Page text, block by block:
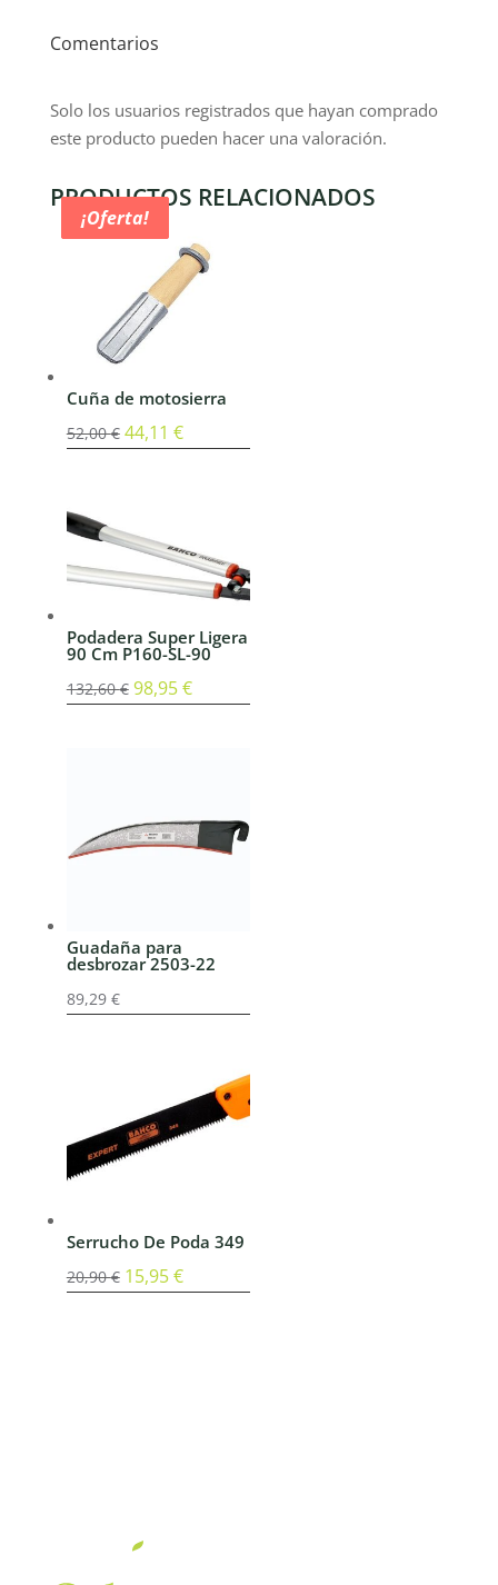
Comentarios
Solo los usuarios registrados que hayan comprado
este producto pueden hacer una valoración.
PRODUCTOS RELACIONADOS
¡Oferta!
Cuña de motosierra
52,00€ El
52,00 €.
44,11 €El
44,11 €.
¡Oferta!
Podadera Super Ligera
90 Cm P160-SL-90
132,60€ El
98,95€El
Guadaña para
desbrozar 2503-22
89,29 €
¡Oferta!
Serrucho De Poda 349
20,90€ El
15,95€El